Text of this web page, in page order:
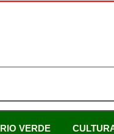
RIO VERDE